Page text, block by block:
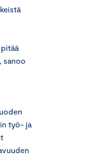
sanoo
työ- ja